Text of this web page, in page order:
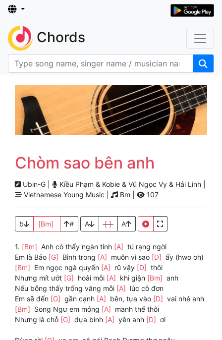
Chords
Chòm sao bên anh
Ubin-G |
Kiều Phạm & Kobie & Vũ Ngọc Vy & Hải Linh |
Vietnamese Young Music |
Bm | 107
b [Bm] # A [ ] A
1. [Bm] Anh có thấy ngàn tinh [A] tú rạng ngời
Em là Bảo [G] Bình trong [A] muôn vì sao [D] ấy (hwo oh)
[Bm] Em ngọc ngà quyến [A] rũ vậy [D] thôi
Nhưng mít ướt [G] hoài mỗi [A] khi giận [Bm] anh
Nếu bỗng thấy trống vắng mỗi [A] lúc cô đơn
Em sẽ đến [G] gần cạnh [A] bên, tựa vào [D] vai nhé anh
[Bm] Song Ngư em mỏng [A] manh thế thôi
Nhưng là chỗ [G] dựa bình [A] yên anh [D] ơi